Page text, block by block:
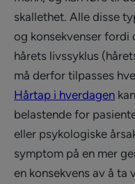
skallethet. Alle disse
og konsekvenser fordi
hårets livssyklus
må derfor tilpasses
Hårtap i hverdagen
belastende for
eller psykologiske
symptom på en mer
en konsekvens av å ta